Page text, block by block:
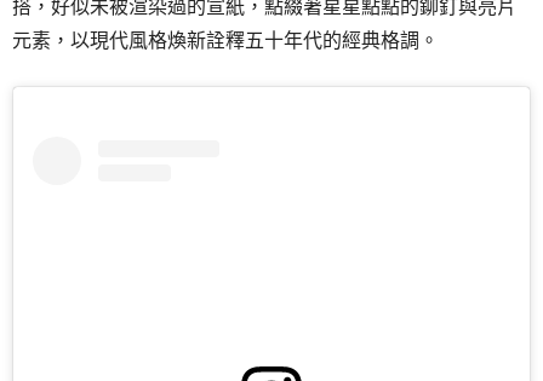
搭，好似未被渲染過的宣紙，點綴著星星點點的鉚釘與亮片
元素，以現代風格煥新詮釋五十年代的經典格調。